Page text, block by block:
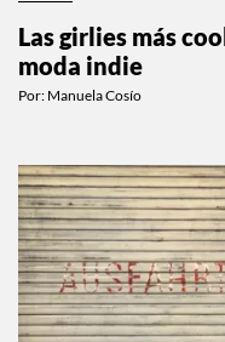
Las girlies más
moda indie
Por: Manuela Cosío